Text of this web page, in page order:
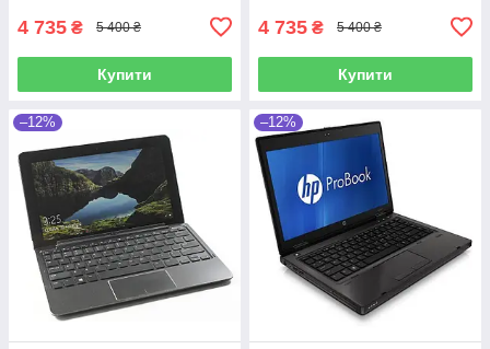
4 735 ₴ 5 400 ₴
Купити
4 735 ₴ 5 400 ₴
Купити
–12% –12%